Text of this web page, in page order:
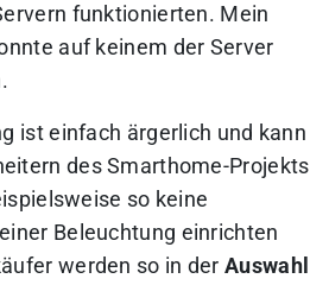
funktionierten. Mein
auf keinem der Server
ist einfach ärgerlich und kann
des Smarthome-Projekts
so keine
Beleuchtung einrichten
werden so in der Auswahl